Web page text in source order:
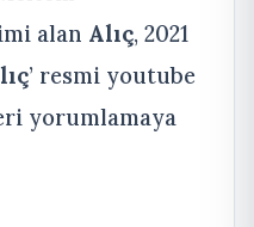
alan Alıç, 2021
’ resmi youtube
yorumlamaya